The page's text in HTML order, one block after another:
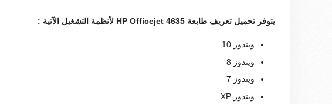
يتوفر تحميل تعريف طابعة HP Officejet 4635 لأنظمة التشغيل الآتية :
ويندوز 10
ويندوز 8
ويندوز 7
ويندوز XP